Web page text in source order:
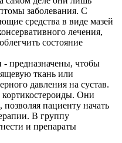
заболевания. С
средства в виде мазей
лечения,
состояние
предназначены, чтобы
ткань или
давления на сустав.
кортикостероиды. Они
пациенту начать
В группу
и препараты